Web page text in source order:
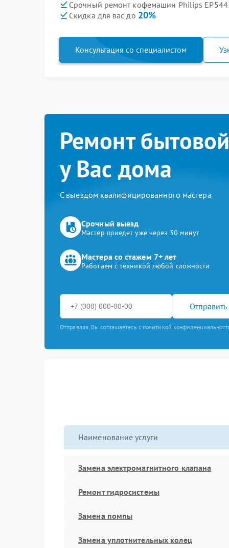
Срочный ремонт кофемашин Philips
Скидка для вас до 20%
Консультация со специалистом
Ремонт
у Вас дома
С выездом квалифицированного мастера
Срочный выезд
Мастер приедет уже через 30 минут
Мастера со стажем 7+ лет
Работаем с техникой любой сложности
Отправить
Отправляя, Вы соглашаетесь с политикой
Наименование услуги
Замена электромагнитного клапана
Ремонт гидросистемы
Замена помпы
Замена уплотнительных колец